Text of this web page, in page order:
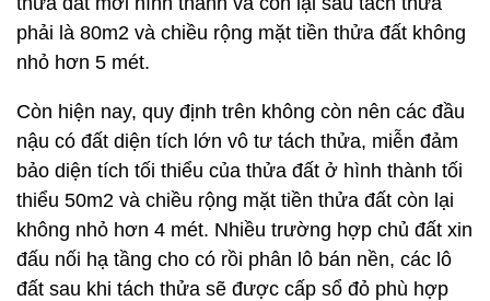
phải là 80m2 và chiều rộng mặt tiền thửa đất không
nhỏ hơn 5 mét.
Còn hiện nay, quy định trên không còn nên các đầu
nậu có đất diện tích lớn vô tư tách thửa, miễn đảm
bảo diện tích tối thiểu của thửa đất ở hình thành tối
thiểu 50m2 và chiều rộng mặt tiền thửa đất còn lại
không nhỏ hơn 4 mét. Nhiều trường hợp chủ đất xin
đấu nối hạ tầng cho có rồi phân lô bán nền, các lô
đất sau khi tách thửa sẽ được cấp sổ đỏ phù hợp